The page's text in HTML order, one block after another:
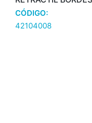
CÓDIGO:
42104008